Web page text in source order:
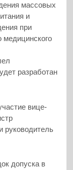
массовых
и
при
медицинского
разработан
вице-
руководитель
допуска в